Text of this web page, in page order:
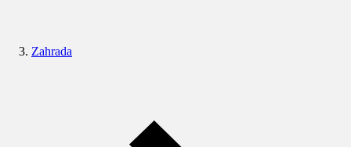
Zahrada